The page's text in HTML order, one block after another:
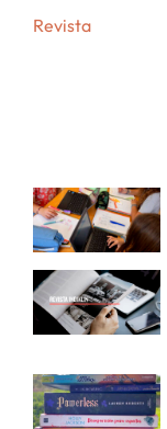
Revista